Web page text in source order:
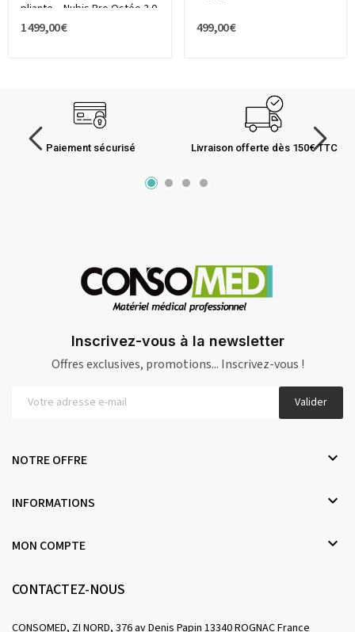
pliante – Nubis Pro Ostéo 2.0
1 499,00 € 499,00 €
Paiement sécurisé Livraison offerte dès 150€ TTC
Inscrivez-vous à la newsletter
Offres exclusives, promotions... Inscrivez-vous !
Valider
NOTRE OFFRE 
INFORMATIONS 
MON COMPTE 
CONTACTEZ-NOUS
CONSOMED, ZI NORD, 376 av Denis Papin 13340 ROGNAC France